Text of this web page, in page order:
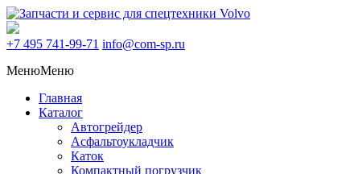
+7 495 741-99-71 info@com-sp.ru
МенюМеню
Главная
Каталог
Автогрейдер
Асфальтоукладчик
Каток
Компактный погрузчик